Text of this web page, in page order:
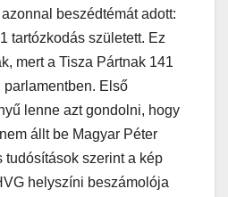
beszédtémát adott:
tartózkodás született. Ez
mert a Tisza Pártnak 141
Első
lenne azt gondolni, hogy
állt be Magyar Péter
tudósítások szerint a kép
helyszíni beszámolója